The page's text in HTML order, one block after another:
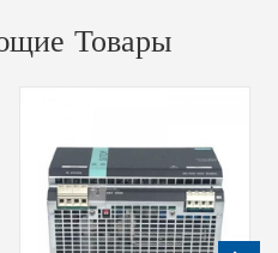
Товары